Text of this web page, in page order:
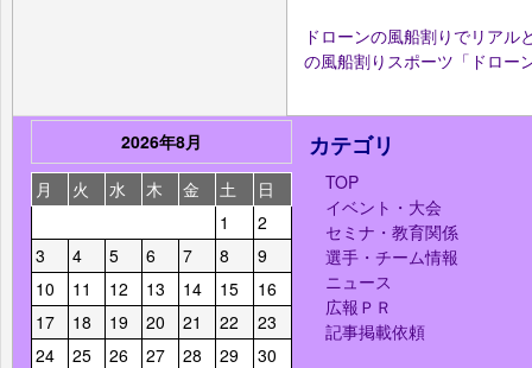
ドローンの風船割りでリア
の風船割りスポーツ「ドロー
2026年8月
月
火 水 木 金 土
日
1
2
3
4 5 6 7 8
9
10
11 12 13 14 15
16
17
18 19 20 21 22
23
24
25 26 27 28 29
30
カテゴリ
TOP
イベント・大会
セミナ・教育関係
選手・チーム情報
ニュース
広報ＰＲ
記事掲載依頼